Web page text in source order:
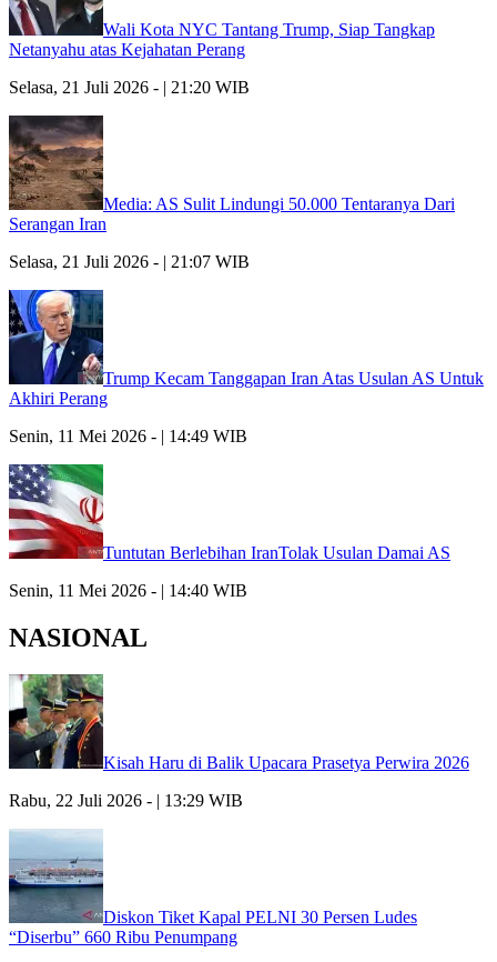
Wali Kota NYC Tantang Trump, Siap Tangkap
Netanyahu atas Kejahatan Perang
Selasa, 21 Juli 2026 - | 21:20 WIB
Media: AS Sulit Lindungi 50.000 Tentaranya Dari
Serangan Iran
Selasa, 21 Juli 2026 - | 21:07 WIB
Trump Kecam Tanggapan Iran Atas Usulan AS Untuk
Akhiri Perang
Senin, 11 Mei 2026 - | 14:49 WIB
Tuntutan Berlebihan IranTolak Usulan Damai AS
Senin, 11 Mei 2026 - | 14:40 WIB
NASIONAL
Kisah Haru di Balik Upacara Prasetya Perwira 2026
Rabu, 22 Juli 2026 - | 13:29 WIB
Diskon Tiket Kapal PELNI 30 Persen Ludes
“Diserbu” 660 Ribu Penumpang